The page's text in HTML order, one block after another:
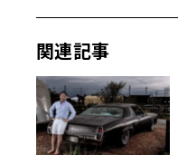
関連記事